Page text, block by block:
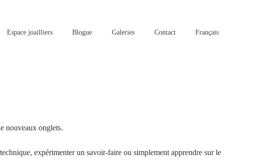
Espace joailliers Blogue Galeries Contact Français
nouveaux onglets.
expérimenter un savoir-faire ou simplement apprendre sur le